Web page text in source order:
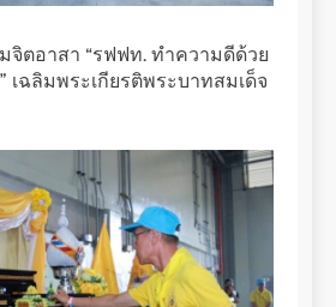
จิตอาสา “รฟฟท. ทำความดีด้วย
เฉลิมพระเกียรติพระบาทสมเด็จ